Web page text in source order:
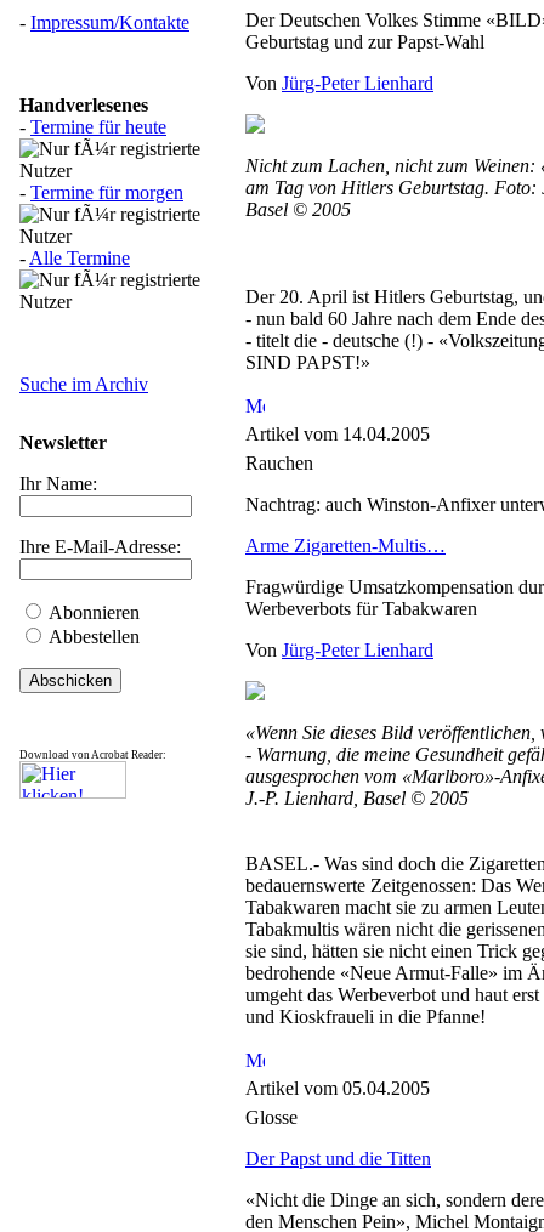
- Impressum/Kontakte
Handverlesenes
- Termine für heute
- Termine für morgen
- Alle Termine
Suche im Archiv
Newsletter
Ihr Name:
Ihre E-Mail-Adresse:
Abonnieren
Abbestellen
Download von Acrobat Reader:
Der Deutschen Volkes Stimme
Geburtstag und zur Papst-Wahl
Von Jürg-Peter Lienhard
Nicht zum Lachen, nicht zum
am Tag von Hitlers Geburtstag. Foto:
Basel © 2005
Der 20. April ist Hitlers Geburtstag,
- nun bald 60 Jahre nach dem Ende
- titelt die - deutsche (!) -
SIND PAPST!»
Artikel vom 14.04.2005
Rauchen
Nachtrag: auch Winston-Anfixer
Arme Zigaretten-Multis…
Fragwürdige Umsatzkompensation
Werbeverbots für Tabakwaren
Von Jürg-Peter Lienhard
«Wenn Sie dieses Bild
- Warnung, die meine Gesundheit
ausgesprochen vom «Marlboro»-
J.-P. Lienhard, Basel © 2005
BASEL.- Was sind doch die
bedauernswerte Zeitgenossen: Das
Tabakwaren macht sie zu armen
Tabakmultis wären nicht die
sie sind, hätten sie nicht einen Trick
bedrohende «Neue Armut-Falle» im
umgeht das Werbeverbot und haut
und Kioskfraueli in die Pfanne!
Artikel vom 05.04.2005
Glosse
Der Papst und die Titten
«Nicht die Dinge an sich, sondern
den Menschen Pein», Michel